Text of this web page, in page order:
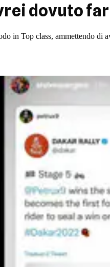
dovuto
in Top class, ammettendo